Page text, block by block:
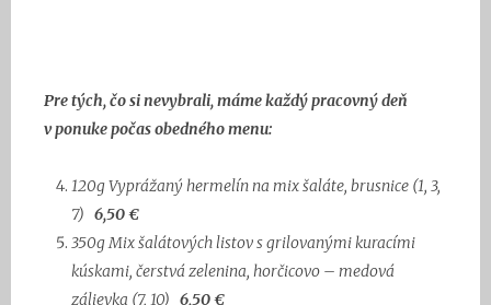
Pre tých, čo si nevybrali, máme každý pracovný deň
v ponuke počas obedného menu:
120gVyprážaný hermelín na mix šaláte, brusnice (1, 3,
7) 6,50 €
350gMix šalátových listov s grilovanými kuracími
kúskami, čerstvá zelenina, horčicovo – medová
zálievka (7, 10) 6,50 €